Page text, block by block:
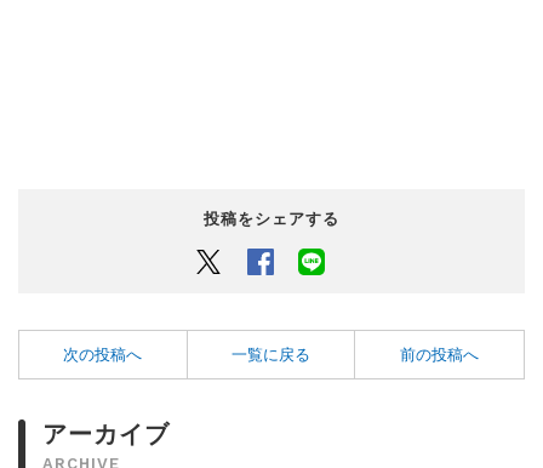
投稿をシェアする
Twitter Facebook
次の投稿へ 一覧に戻る 前の投稿へ
アーカイブ
ARCHIVE